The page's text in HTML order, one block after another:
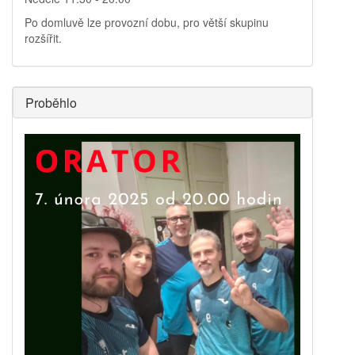
Po domluvě lze provozní dobu, pro větší skupinu
rozšířit.
Proběhlo